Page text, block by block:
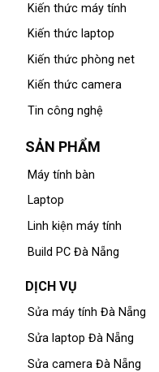
Kiến thức máy tính
Kiến thức laptop
Kiến thức phòng net
Kiến thức camera
Tin công nghệ
SẢN PHẨM
Máy tính bàn
Laptop
Linh kiện máy tính
Build PC Đà Nẵng
DỊCH VỤ
Sửa máy tính Đà Nẵng
Sửa laptop Đà Nẵng
Sửa camera Đà Nẵng